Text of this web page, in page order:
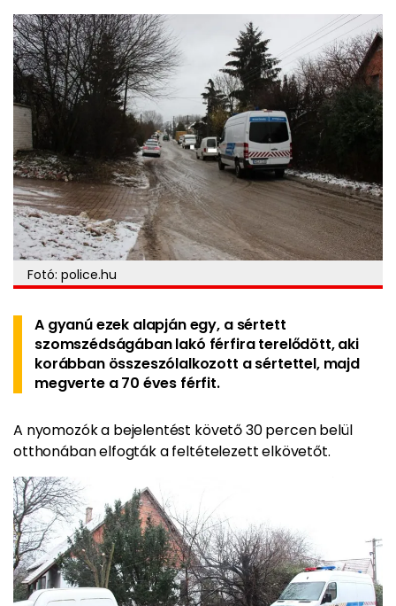
Fotó: police.hu
A gyanú ezek alapján egy, a sértett
szomszédságában lakó férfira terelődött, aki
korábban összeszólalkozott a sértettel, majd
megverte a 70 éves férfit.
A nyomozók a bejelentést követő 30 percen belül
otthonában elfogták a feltételezett elkövetőt.